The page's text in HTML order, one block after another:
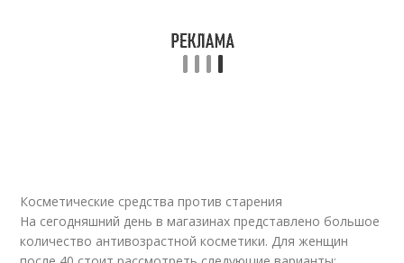
Косметические средства против старения
На сегодняшний день в магазинах представлено большое
количество антивозрастной косметики. Для женщин